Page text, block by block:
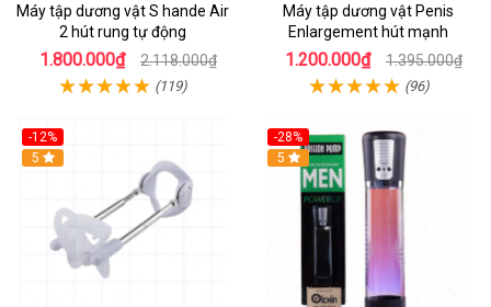
Máy tập dương vật S hande Air
2 hút rung tự động
1.800.000₫ 2.118.000₫
(119)
Máy tập dương vật Penis
Enlargement hút mạnh
1.200.000₫ 1.395.000₫
(96)
-12%
Hot
5
-28%
Hot
5